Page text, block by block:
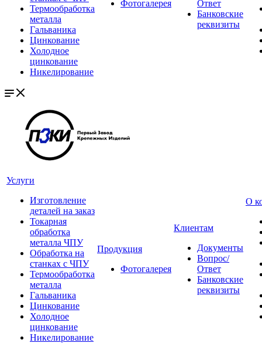
Термообработка
металла
Гальваника
Цинкование
Холодное
цинкование
Никелирование
Фотогалерея
Ответ
Банковские
реквизиты
Услуги
Изготовление
деталей на заказ
Токарная
обработка
металла ЧПУ
Обработка на
станках с ЧПУ
Термообработка
металла
Гальваника
Цинкование
Холодное
цинкование
Никелирование
Продукция
Фотогалерея
Клиентам
Документы
Вопрос/
Ответ
Банковские
реквизиты
О